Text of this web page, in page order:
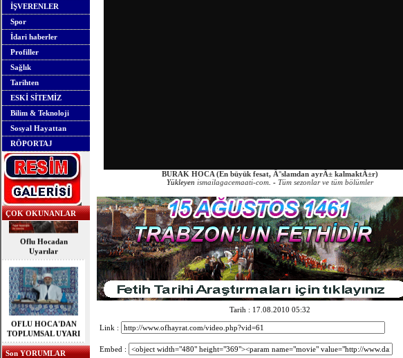
İŞVERENLER
Spor
İdari haberler
Profiller
Sağlık
Tarihten
ESKİ SİTEMİZ
Bilim & Teknoloji
Sosyal Hayattan
RÖPORTAJ
ÇOK OKUNANLAR
Oflu Hocadan
Uyarılar
OFLU HOCA'DAN
TOPLUMSAL UYARI
Son YORUMLAR
BURAK HOCA (En büyük fesat, Ä°slamdan ayrÄ± kalmaktÄ±r)
Yükleyen ismailagacemaati-com. - Tüm sezonlar ve tüm bölümler
Tarih : 17.08.2010 05:32
Link :
Embed :